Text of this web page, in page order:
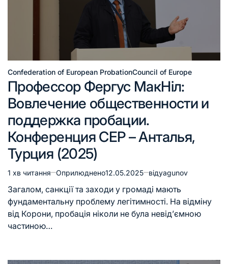
Confederation of European ProbationCouncil of Europe
Профессор Фергус МакНіл:
Вовлечение общественности и
поддержка пробации.
Конференция CEP – Анталья,
Турция (2025)
1 хв читання Оприлюднено12.05.2025 відyagunov
Загалом, санкції та заходи у громаді мають
фундаментальну проблему легітимності. На відміну
від Корони, пробація ніколи не була невід’ємною
частиною…